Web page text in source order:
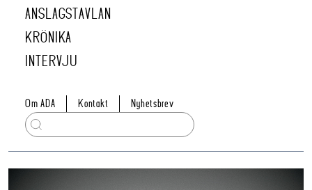
ANSLAGSTAVLAN
KRÖNIKA
INTERVJU
Om ADA Kontakt Nyhetsbrev